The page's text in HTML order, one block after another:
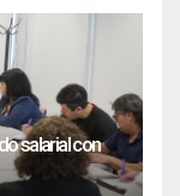
salarial con